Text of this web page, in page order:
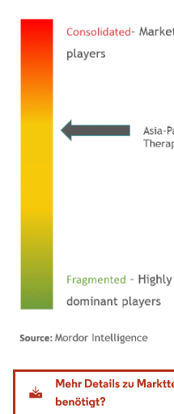
Bild © Mordor Intelligence.